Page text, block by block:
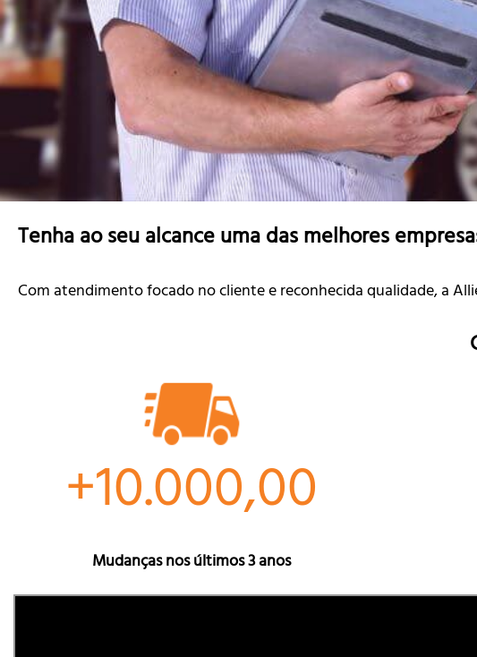
Tenha ao seu alcance uma das melhores
Com atendimento focado no cliente e reconhecida qualidade, a
+10.000,00
Mudanças nos últimos 3 anos